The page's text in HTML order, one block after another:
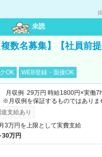
未読
数名募集】【社員前
OK WEB登録・面接OK
月収例 29万円 時給1800円×実働
月収例を保証するものではありま
支給あり
3万円を上限として実費支給
30万円